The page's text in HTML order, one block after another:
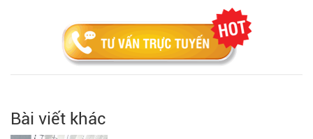
Bài viết khác